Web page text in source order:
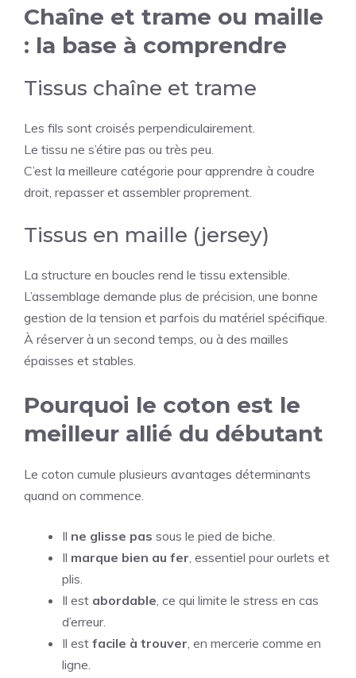
Chaîne et trame ou maille
: la base à comprendre
Tissus chaîne et trame
Les fils sont croisés perpendiculairement.
Le tissu ne s’étire pas ou très peu.
C’est la meilleure catégorie pour apprendre à coudre
droit, repasser et assembler proprement.
Tissus en maille (jersey)
La structure en boucles rend le tissu extensible.
L’assemblage demande plus de précision, une bonne
gestion de la tension et parfois du matériel spécifique.
À réserver à un second temps, ou à des mailles
épaisses et stables.
Pourquoi le coton est le
meilleur allié du débutant
Le coton cumule plusieurs avantages déterminants
quand on commence.
Il ne glisse pas sous le pied de biche.
Il marque bien au fer, essentiel pour ourlets et
plis.
Il est abordable, ce qui limite le stress en cas
d’erreur.
Il est facile à trouver, en mercerie comme en
ligne.